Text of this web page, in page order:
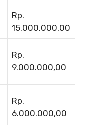
Rp.
15.000.000,00
Rp.
9.000.000,00
Rp.
6.000.000,00